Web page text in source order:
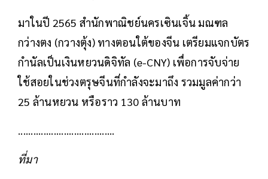
มาในปี 2565 สำนักพาณิชย์นครเซินเจิ้น มณฑล
กว่างตง (กวางตุ้ง) ทางตอนใต้ของจีน เตรียมแจกบัตร
กำนัลเป็นเงินหยวนดิจิทัล (e-CNY) เพื่อการจับจ่าย
ใช้สอยในช่วงตรุษจีนที่กำลังจะมาถึง รวมมูลค่ากว่า
25 ล้านหยวน หรือราว 130 ล้านบาท
......................................
ที่มา